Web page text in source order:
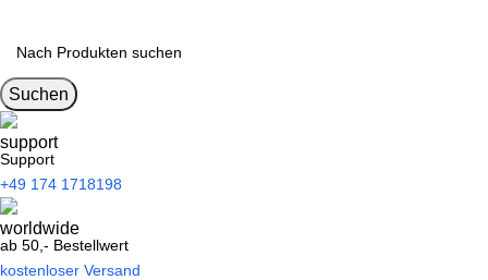
Suchen
Support
+49 174 1718198
ab 50,- Bestellwert
kostenloser Versand